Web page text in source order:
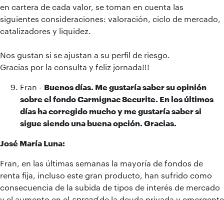
en cartera de cada valor, se toman en cuenta las
siguientes consideraciones: valoración, ciclo de mercado,
catalizadores y liquidez.
Nos gustan si se ajustan a su perfil de riesgo.
Gracias por la consulta y feliz jornada!!!
Fran - Buenos días. Me gustaría saber su opinión
sobre el fondo Carmignac Securite. En los últimos
días ha corregido mucho y me gustaría saber si
sigue siendo una buena opción. Gracias.
José María Luna:
Fran, en las últimas semanas la mayoría de fondos de
renta fija, incluso este gran producto, han sufrido como
consecuencia de la subida de tipos de interés de mercado